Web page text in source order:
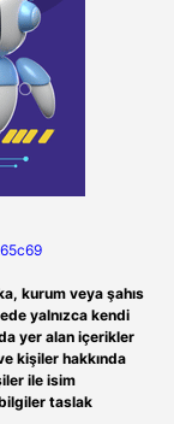
kurum veya şahıs
yalnızca kendi
yer alan içerikler
kişiler hakkında
ile isim
taslak